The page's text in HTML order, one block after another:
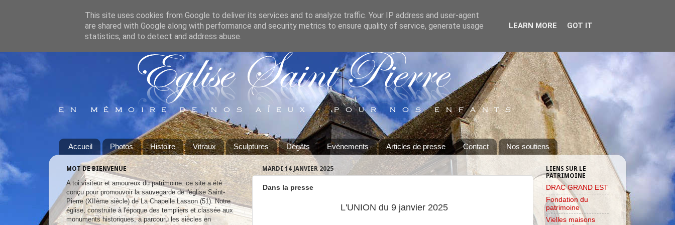
Accueil Photos Histoire Vitraux Sculptures Dégâts Evènements Articles de presse Contact Nos soutiens
MARDI 14 JANVIER 2025
Dans la presse
L'UNION du 9 janvier 2025
MOT DE BIENVENUE
A toi visiteur et amoureux du patrimoine: ce site a été
conçu pour promouvoir la sauvegarde de l'église Saint-
Pierre (XIIème siècle) de La Chapelle Lasson (51). Notre
église, construite à l'époque des templiers et classée aux
monuments historiques, a parcouru les siècles en
LIENS SUR LE
PATRIMOINE
DRAC GRAND EST
Fondation du
patrimoine
Vielles maisons
This site uses cookies from Google to deliver its services and to analyze traffic. Your IP address and user-agent
are shared with Google along with performance and security metrics to ensure quality of service, generate usage
statistics, and to detect and address abuse.
LEARN MORE GOT IT